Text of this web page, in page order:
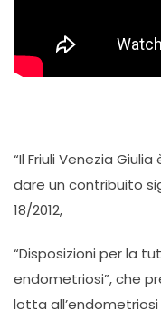
“Il Friuli Venezia
dare un contribuito
18/2012,
“Disposizioni per la
endometriosi”, che
lotta all’endometriosi